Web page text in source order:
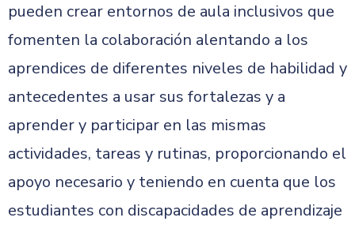
pueden crear entornos de aula inclusivos que
fomenten la colaboración alentando a los
aprendices de diferentes niveles de habilidad y
antecedentes a usar sus fortalezas y a
aprender y participar en las mismas
actividades, tareas y rutinas, proporcionando el
apoyo necesario y teniendo en cuenta que los
estudiantes con discapacidades de aprendizaje